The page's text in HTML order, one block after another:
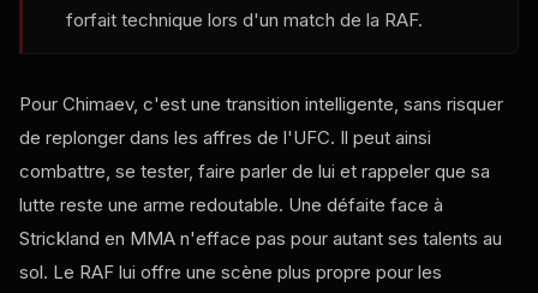
forfait technique lors d'un match de la RAF.
Pour Chimaev, c'est une transition intelligente, sans risquer
de replonger dans les affres de l'UFC. Il peut ainsi
combattre, se tester, faire parler de lui et rappeler que sa
lutte reste une arme redoutable. Une défaite face à
Strickland en MMA n'efface pas pour autant ses talents au
sol. Le RAF lui offre une scène plus propre pour les